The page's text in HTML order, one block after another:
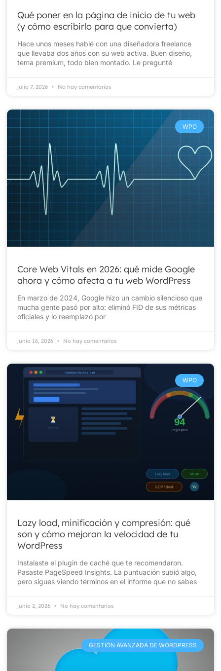
Qué poner en la página de inicio de tu web
(y cómo escribirlo para que convierta)
Hace unos meses hablé con una diseñadora freelance
que llevaba dos años con su web activa. Buen diseño,
tema premium, todo bien montado. Le pregunté
julio 7, 2026 No hay comentarios
WPO
Core Web Vitals en 2026: qué mide Google
ahora y cómo afecta a tu web WordPress
En marzo de 2024, Google hizo un cambio silencioso que
mucha gente pasó por alto: eliminó FID de sus métricas
oficiales y lo reemplazó por
junio 16, 2026 No hay comentarios
WPO
Lazy load, minificación y compresión: qué
son y cómo mejoran la velocidad de tu
WordPress
Instalaste el plugin de caché que te recomendaron.
Pasaste PageSpeed Insights. La puntuación subió algo,
pero sigues viendo términos en el informe que no sabes
junio 2, 2026 No hay comentarios
GESTIÓN AVANZADA DE WORDPRESS